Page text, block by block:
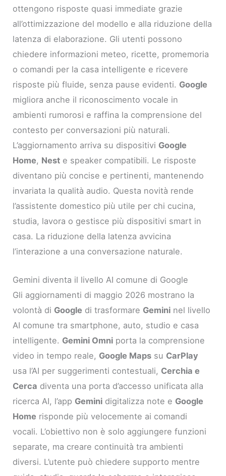
ottengono risposte quasi immediate grazie
all’ottimizzazione del modello e alla riduzione della
latenza di elaborazione. Gli utenti possono
chiedere informazioni meteo, ricette, promemoria
o comandi per la casa intelligente e ricevere
risposte più fluide, senza pause evidenti. Google
migliora anche il riconoscimento vocale in
ambienti rumorosi e raffina la comprensione del
contesto per conversazioni più naturali.
L’aggiornamento arriva su dispositivi Google
Home, Nest e speaker compatibili. Le risposte
diventano più concise e pertinenti, mantenendo
invariata la qualità audio. Questa novità rende
l’assistente domestico più utile per chi cucina,
studia, lavora o gestisce più dispositivi smart in
casa. La riduzione della latenza avvicina
l’interazione a una conversazione naturale.
Gemini diventa il livello AI comune di Google
Gli aggiornamenti di maggio 2026 mostrano la
volontà di Google di trasformare Gemini nel livello
AI comune tra smartphone, auto, studio e casa
intelligente. Gemini Omni porta la comprensione
video in tempo reale, Google Maps su CarPlay
usa l’AI per suggerimenti contestuali, Cerchia e
Cerca diventa una porta d’accesso unificata alla
ricerca AI, l’app Gemini digitalizza note e Google
Home risponde più velocemente ai comandi
vocali. L’obiettivo non è solo aggiungere funzioni
separate, ma creare continuità tra ambienti
diversi. L’utente può chiedere supporto mentre